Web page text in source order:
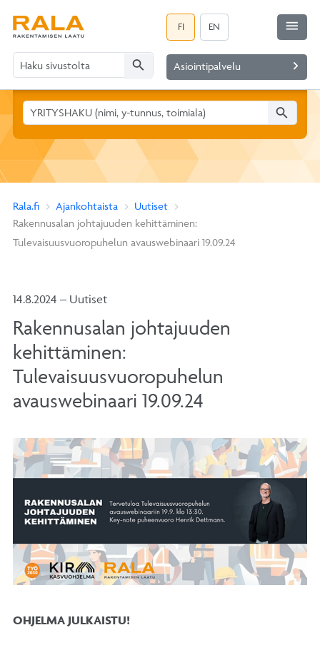
FI EN
search Asiointipalvelu navigate_next
menu
search
Rala.fi Ajankohtaista
Uutiset
Rakennusalan johtajuuden kehittäminen:
Tulevaisuusvuoropuhelun avauswebinaari 19.09.24
14.8.2024 – Uutiset
Rakennusalan johtajuuden
kehittäminen:
Tulevaisuusvuoropuhelun
avauswebinaari 19.09.24
OHJELMA JULKAISTU!